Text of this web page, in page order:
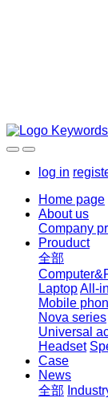
log in
Home page
About us
Company
Prouduct
全部
LaptopAll-
Mobile
Nova series
Universal
Headset
Case
News
全部